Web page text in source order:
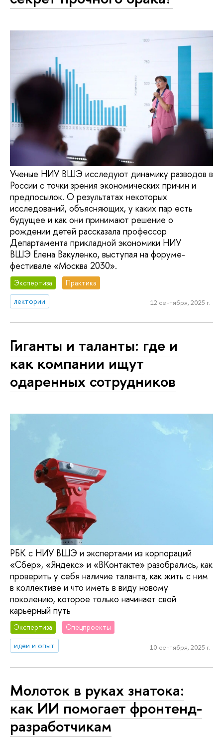
Ученые НИУ ВШЭ исследуют динамику разводов в
России с точки зрения экономических причин и
предпосылок. О результатах некоторых
исследований, объясняющих, у каких пар есть
будущее и как они принимают решение о
рождении детей рассказала профессор
Департамента прикладной экономики НИУ
ВШЭ Елена Вакуленко, выступая на форуме-
фестивале «Москва 2030».
Экспертиза
Практика
лектории
12 сентября, 2025 г.
Гиганты и таланты: где и
как компании ищут
одаренных сотрудников
РБК с НИУ ВШЭ и экспертами из корпораций
«Сбер», «Яндекс» и «ВКонтакте» разобрались, как
проверить у себя наличие таланта, как жить с ним
в коллективе и что иметь в виду новому
поколению, которое только начинает свой
карьерный путь
Экспертиза
Спецпроекты
идеи и опыт
10 сентября, 2025 г.
Молоток в руках знатока:
как ИИ помогает фронтенд-
разработчикам